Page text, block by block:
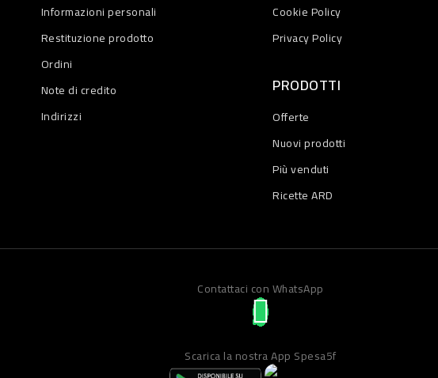
Informazioni personali
Restituzione prodotto
Ordini
Note di credito
Indirizzi
Cookie Policy
Privacy Policy
PRODOTTI
Offerte
Nuovi prodotti
Più venduti
Ricette ARD
Contattaci con WhatsApp
Scarica la nostra App Spesa5f